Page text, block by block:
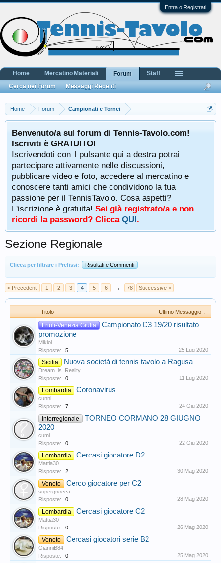
Entra o Registrati
Home Forum Campionati e Tornei
Benvenuto/a sul forum di Tennis-Tavolo.com!
Iscriviti è GRATUITO!
Iscrivendoti con il pulsante qui a destra potrai
partecipare attivamente nelle discussioni,
pubblicare video e foto, accedere al mercatino e
conoscere tanti amici che condividono la tua
passione per il TennisTavolo. Cosa aspetti?
L'iscrizione è gratuita! Sei già registrato/a e non
ricordi la password? Clicca QUI.
Sezione Regionale
Clicca per filtrare i Prefissi: Risultati e Commenti
< Precedenti 1 2 3 4 5 6 → 78 Successive >
Titolo Ultimo Messaggio ↓
Friuli-Venezia Giulia
Campionato D3 19/20 risultato
promozione
Mikiol
Risposte:
5 25 Lug 2020
Sicilia Nuova società di tennis tavolo a Ragusa
Dream_is_Reality
Risposte:
0 11 Lug 2020
Lombardia Coronavirus
cunni
Risposte:
7 24 Giu 2020
Interregionale
TORNEO CORMANO 28 GIUGNO
2020
cumi
Risposte:
0 22 Giu 2020
Lombardia Cercasi giocatore D2
Mattia30
Risposte:
2 30 Mag 2020
Veneto Cerco giocatore per C2
supergnocca
Risposte:
0 28 Mag 2020
Lombardia Cercasi giocatore C2
Mattia30
Risposte:
0 26 Mag 2020
Veneto Cercasi giocatori serie B2
GianniB84
Risposte:
0 25 Mag 2020
Home Mercatino Materiali
Forum
Cerca nei Forum
Messaggi Recenti
Staff